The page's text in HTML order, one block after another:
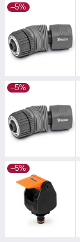
–5%
–5%
–5%